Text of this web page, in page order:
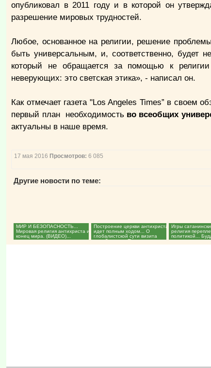
опубликовал в 2011 году и в которой он
разрешение мировых трудностей.
Любое, основанное на религии, решение
быть универсальным, и, соответственно, будет
который не обращается за помощью к
неверующих: это светская этика», - написал он.
Как отмечает газета "Los Angeles Times” в своем
первый план необходимость во всеобщих
актуальны в наше время.
17 мая 2016 Просмотров: 6 085
Другие новости по теме:
МИР И БЕЗОПАСНОСТЬ...
Мировая религия антихриста и
конец мира. (ВИДЕО)...
Построение церкви антихриста
идет полным ходом... О
глобалистской сути визита
далай-ламы в Прагу,...
Игры
религия
политикой...